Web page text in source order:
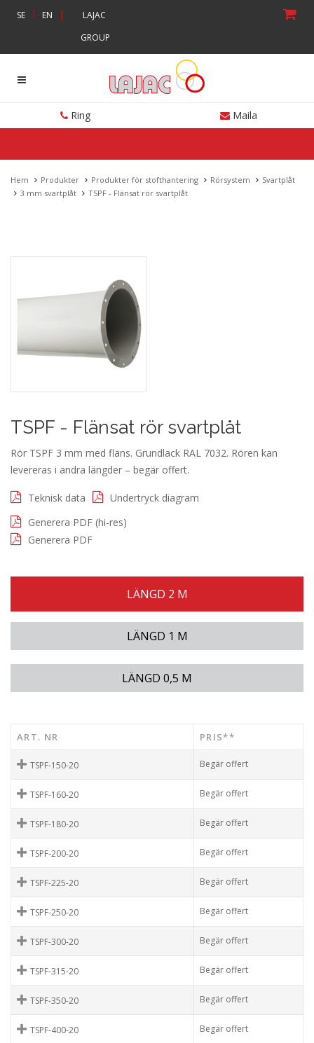
SE | EN |
LAJAC
GROUP
Ring Maila
Hem Produkter Produkter för stofthantering Rörsystem
Svartplåt
3 mm svartplåt
TSPF - Flänsat rör svartplåt
TSPF - Flänsat rör svartplåt
Rör TSPF 3 mm med fläns. Grundlack RAL 7032. Rören kan
levereras i andra längder – begär offert.
Teknisk data
Undertryck diagram
Generera PDF (hi-res)
Generera PDF
LÄNGD 2 M
LÄNGD 1 M
LÄNGD 0,5 M
ART. NR PRIS**
TSPF-150-20 Begär offert
TSPF-160-20 Begär offert
TSPF-180-20 Begär offert
TSPF-200-20 Begär offert
TSPF-225-20 Begär offert
TSPF-250-20 Begär offert
TSPF-300-20 Begär offert
TSPF-315-20 Begär offert
TSPF-350-20 Begär offert
TSPF-400-20 Begär offert